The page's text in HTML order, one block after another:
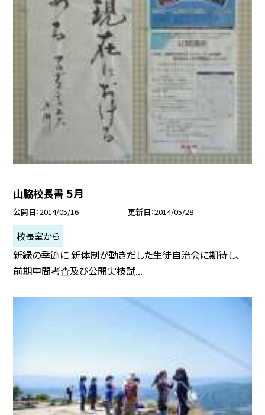
山脇校長書 ５月
公開日 2014/05/16 更新日 2014/05/28
校長室から
新緑の季節に 新体制が動きだした生徒自治会に期待し、
前期中間考査及び公開実技試...